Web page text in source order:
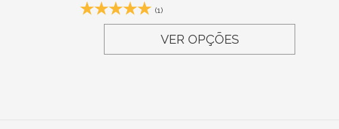
(1)
VER OPÇÕES